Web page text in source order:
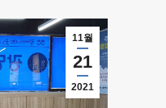
11월
21
2021